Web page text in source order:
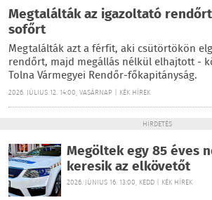
Megtalálták az igazoltató
sofőrt
Megtalálták azt a férfit, aki csütörtökön
rendőrt, majd megállás nélkül elhajtott -
Tolna Vármegyei Rendőr-főkapitányság.
2026. JÚLIUS 12. 14:00, VASÁRNAP | KÉK HÍREK
HIRDETÉS
Megöltek egy 85 éves
keresik az elkövetőt
2026. JÚNIUS 16. 13:00, KEDD | KÉK HÍREK